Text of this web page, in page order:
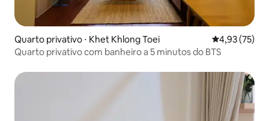
Quarto privativo ⋅ Khet Khlong Toei 4,93 de uma
4,93 (75)
Quarto privativo com banheiro a 5 minutos do BTS